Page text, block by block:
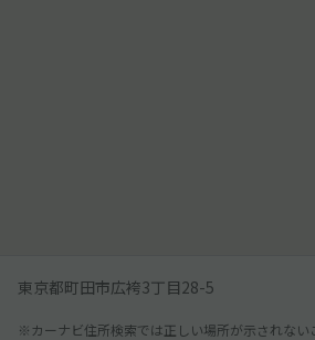
東京都町田市広袴3丁目28-5
※カーナビ住所検索では正しい場所が示されな